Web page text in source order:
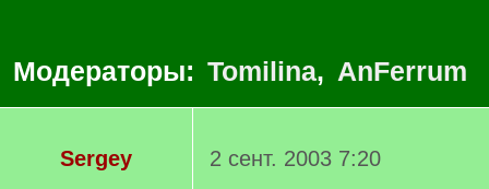
Модераторы: Tomilina, AnFerrum
Sergey 2 сент. 2003 7:20